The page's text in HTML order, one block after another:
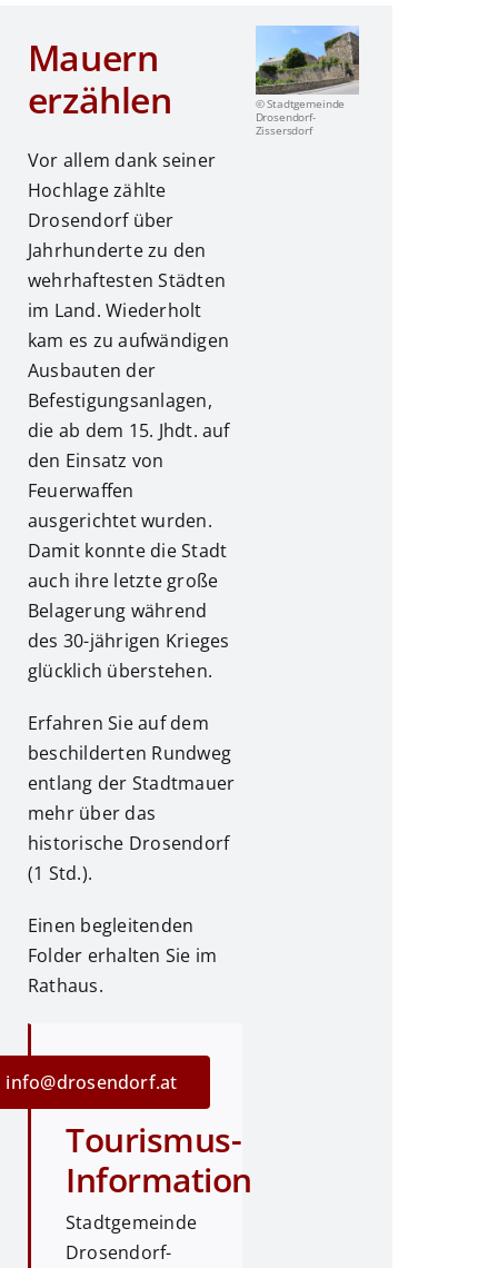
Mauern
erzählen
Vor allem dank seiner
Hochlage zählte
Drosendorf über
Jahrhunderte zu den
wehrhaftesten Städten
im Land. Wiederholt
kam es zu aufwändigen
Ausbauten der
Befestigungsanlagen,
die ab dem 15. Jhdt. auf
den Einsatz von
Feuerwaffen
ausgerichtet wurden.
Damit konnte die Stadt
auch ihre letzte große
Belagerung während
des 30-jährigen Krieges
glücklich überstehen.
Erfahren Sie auf dem
beschilderten Rundweg
entlang der Stadtmauer
mehr über das
historische Drosendorf
(1 Std.).
Einen begleitenden
Folder erhalten Sie im
Rathaus.
info@drosendorf.at
Tourismus-
Information
Stadtgemeinde
Drosendorf-
© Stadtgemeinde
Drosendorf-
Zissersdorf